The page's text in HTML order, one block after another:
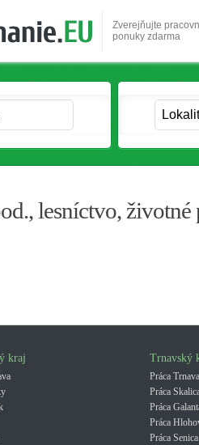
Zverejňujte
ponuky zdarma
lesníctvo, životné
kraj Trnavský
Práca Trnava
Práca
Práca
Práca
Práca Senica